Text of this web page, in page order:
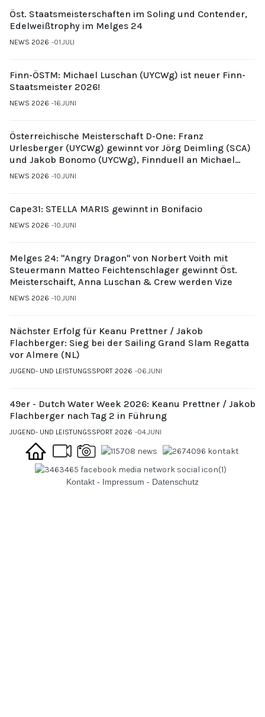
Öst. Staatsmeisterschaften im Soling und Contender,
Edelweißtrophy im Melges 24
NEWS 2026 01.JULI
Finn-ÖSTM: Michael Luschan (UYCWg) ist neuer Finn-
Staatsmeister 2026!
NEWS 2026 16.JUNI
Österreichische Meisterschaft D-One: Franz
Urlesberger (UYCWg) gewinnt vor Jörg Deimling (SCA)
und Jakob Bonomo (UYCWg), Finnduell an Michael
Gubi (UYCMo)
NEWS 2026 10.JUNI
Cape31: STELLA MARIS gewinnt in Bonifacio
NEWS 2026 10.JUNI
Melges 24: "Angry Dragon" von Norbert Voith mit
Steuermann Matteo Feichtenschlager gewinnt Öst.
Meisterschaift, Anna Luschan & Crew werden Vize
NEWS 2026 10.JUNI
Nächster Erfolg für Keanu Prettner / Jakob
Flachberger: Sieg bei der Sailing Grand Slam Regatta
vor Almere (NL)
JUGEND- UND LEISTUNGSSPORT 2026 06.JUNI
49er - Dutch Water Week 2026: Keanu Prettner / Jakob
Flachberger nach Tag 2 in Führung
JUGEND- UND LEISTUNGSSPORT 2026 04.JUNI
Kontakt - Impressum - Datenschutz